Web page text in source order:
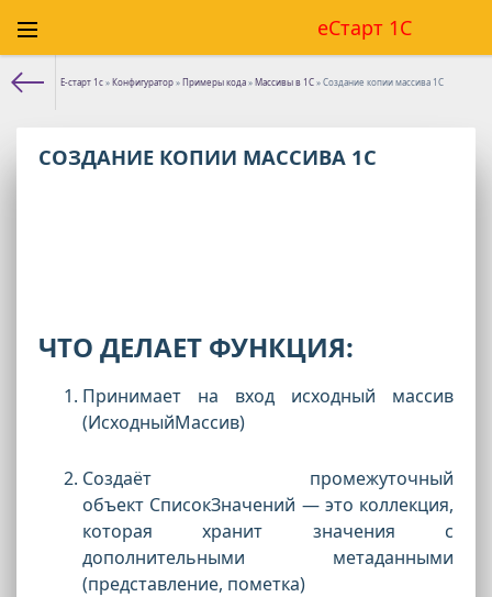
еСтарт 1С
Е-старт 1с»Конфигуратор»Примеры кода»Массивы в 1С» Создание копии массива 1С
СОЗДАНИЕ КОПИИ МАССИВА 1С
ЧТО ДЕЛАЕТ ФУНКЦИЯ:
Принимает на вход исходный массив
(ИсходныйМассив)
Создаёт промежуточный
объект СписокЗначений — это коллекция,
которая хранит значения с
дополнительными метаданными
(представление, пометка)